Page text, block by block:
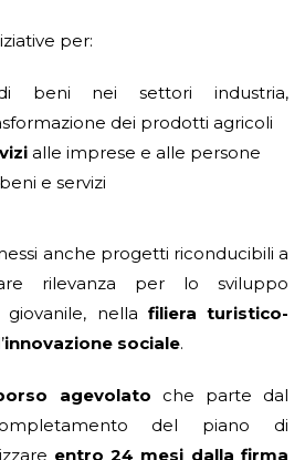
per:
beni nei settori industria,
dei prodotti agricoli
alle imprese e alle persone
e servizi
anche progetti riconducibili a
rilevanza per lo sviluppo
giovanile, nella filiera turistico-
innovazione sociale.
agevolato che parte dal
del piano di
entro 24 mesi dalla firma